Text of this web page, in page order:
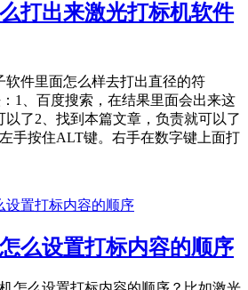
打出来激光打标机软件
软件里面怎么样去打出直径的符
1、百度搜索，在结果里面会出来这
以了2、找到本篇文章，负责就可以了
手按住ALT键。右手在数字键上面打
么设置打标内容的顺序